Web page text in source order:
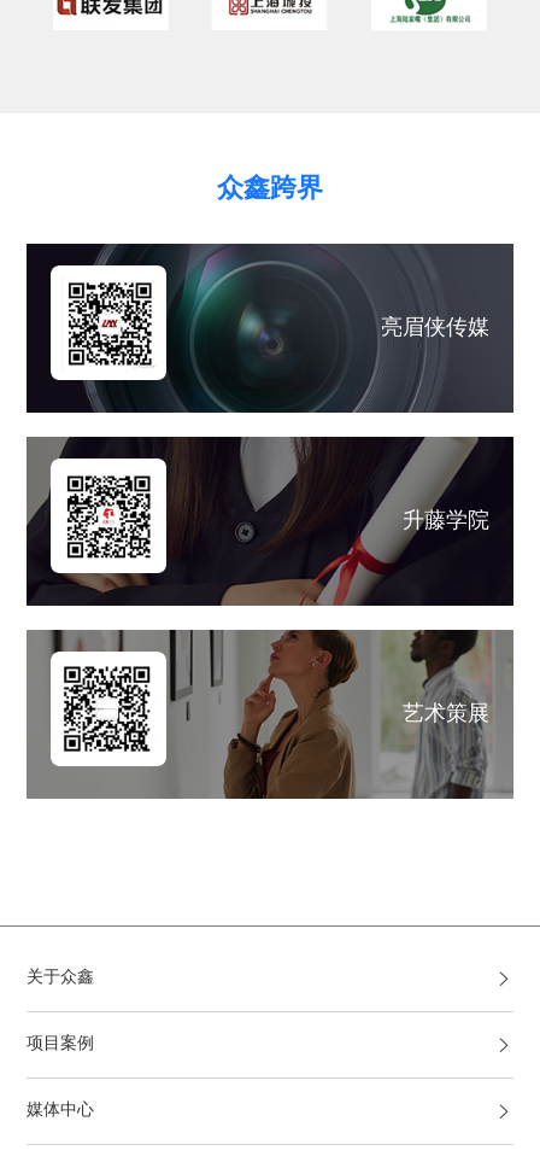
众鑫跨界
亮眉侠传媒
升藤学院
艺术策展
关于众鑫
项目案例
媒体中心